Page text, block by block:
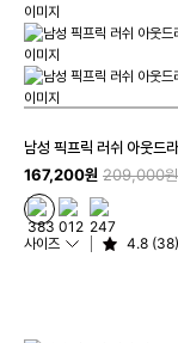
남성 픽프릭 러쉬 아웃드
167,200원 209,000원
사이즈 4.8 (38)